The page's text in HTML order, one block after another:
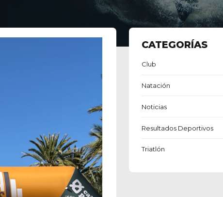
CATEGORÍAS
Club
Natación
Noticias
Resultados Deportivos
Triatlón